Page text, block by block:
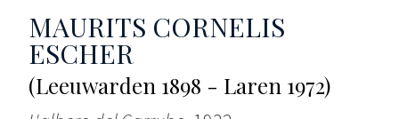
MAURITS CORNELIS
ESCHER
(Leeuwarden 1898 - Laren 1972)